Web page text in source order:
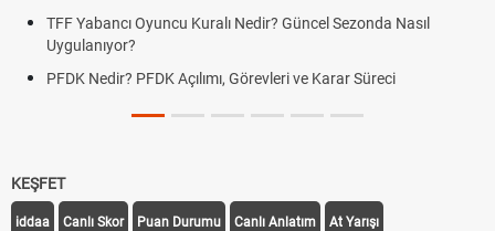
TFF Yabancı Oyuncu Kuralı Nedir? Güncel Sezonda Nasıl
Uygulanıyor?
PFDK Nedir? PFDK Açılımı, Görevleri ve Karar Süreci
KEŞFET
iddaa Canlı Skor Puan Durumu Canlı Anlatım At Yarışı